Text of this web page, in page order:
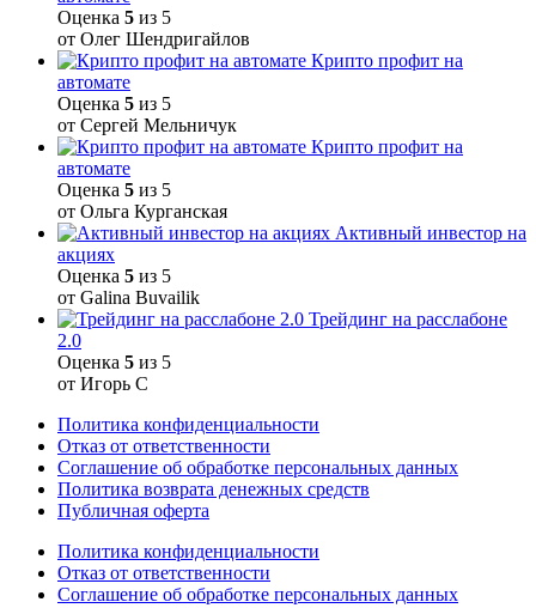
Оценка 5 из 5
от Олег Шендригайлов
Крипто профит на
автомате
Оценка 5 из 5
от Сергей Мельничук
Крипто профит на
автомате
Оценка 5 из 5
от Ольга Курганская
Активный инвестор на
акциях
Оценка 5 из 5
от Galina Buvailik
Трейдинг на расслабоне
2.0
Оценка 5 из 5
от Игорь С
Политика конфиденциальности
Отказ от ответственности
Соглашение об обработке персональных данных
Политика возврата денежных средств
Публичная оферта
Политика конфиденциальности
Отказ от ответственности
Соглашение об обработке персональных данных